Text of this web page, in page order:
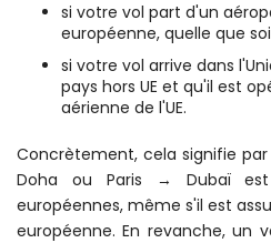
si votre vol part d'un
européenne, quelle que
si votre vol arrive dans
pays hors UE et qu'il est
aérienne de l'UE.
Concrètement, cela signifie
Doha ou Paris → Dubaï
européennes, même s'il est
européenne. En revanche, un